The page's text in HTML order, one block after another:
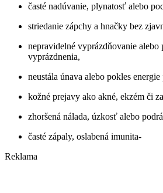
časté nadúvanie, plynatosť alebo
striedanie zápchy a hnačky bez
nepravidelné vyprázdňovanie alebo
vyprázdnenia,
neustála únava alebo pokles energie
kožné prejavy ako akné, ekzém či
zhoršená nálada, úzkosť alebo
časté zápaly, oslabená imunita-
Reklama